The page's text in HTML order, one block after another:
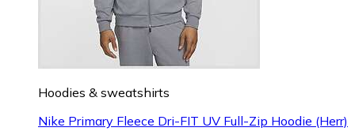
Hoodies & sweatshirts
Nike Primary Fleece Dri-FIT UV Full-Zip Hoodie (Herr)